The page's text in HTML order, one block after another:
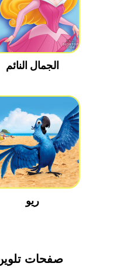
الجمال النائم
ريو
صفحات